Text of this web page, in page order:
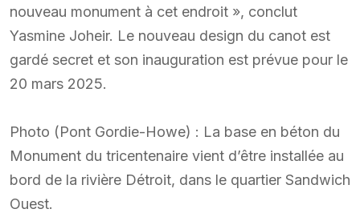
nouveau monument à cet endroit », conclut
Yasmine Joheir. Le nouveau design du canot est
gardé secret et son inauguration est prévue pour le
20 mars 2025.
Photo (Pont Gordie-Howe) : La base en béton du
Monument du tricentenaire vient d’être installée au
bord de la rivière Détroit, dans le quartier Sandwich
Ouest.